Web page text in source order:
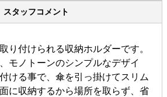
スタッフコメント
り付けられる収納ホルダーです。
モノトーンのシンプルなデザイ
ける事で、傘を引っ掛けてスリム
に収納するから場所を取らず、省